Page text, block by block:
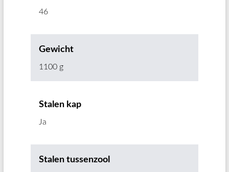
46
Gewicht
1100 g
Stalen kap
Ja
Stalen tussenzool